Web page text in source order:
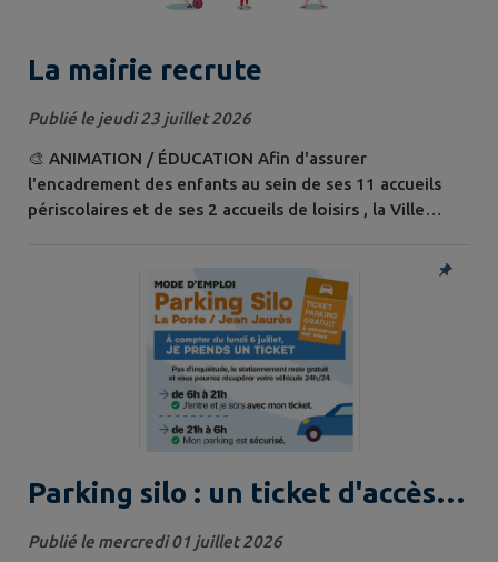
La mairie recrute
Publié le jeudi 23 juillet 2026
🎨 ANIMATION / ÉDUCATION Afin d'assurer
l'encadrement des enfants au sein de ses 11 accueils
périscolaires et de ses 2 accueils de loisirs , la Ville
Animateur(rice)s / directeur(rice)s diplômé(e)s Période :
du 26 août 2026 au 31 août 2027 Diplômes recherchés :
Master MEEF ; BPJEPS LTP ou UCC Direction ; DE EJE. 📩
CV et lettre de motivation à...
Parking silo : un ticket d'accès
dès le 6 juillet
Publié le mercredi 01 juillet 2026